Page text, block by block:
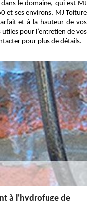
le domaine, qui est MJ
et ses environs, MJ Toiture
et à la hauteur de vos
pour l’entretien de vos
pour plus de détails.
à l'hydrofuge de